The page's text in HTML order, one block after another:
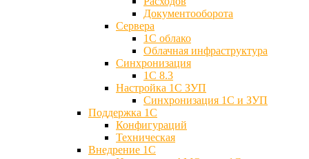
Документооборота
Сервера
1С облако
Облачная инфраструктура
Синхронизация
1С 8.3
Настройка 1С ЗУП
Синхронизация 1С и ЗУП
Поддержка 1С
Конфигураций
Техническая
Внедрение 1С